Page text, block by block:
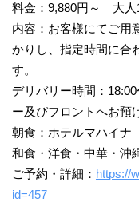
料金：9,880円～ 大人
内容： お客様にてご用
かりし、指定時間に合
す。
デリバリー時間：
ー及びフロントへお預
朝食：ホテルマハイナ
和食・洋食・中華・沖
ご予約・詳細： https://
id=457